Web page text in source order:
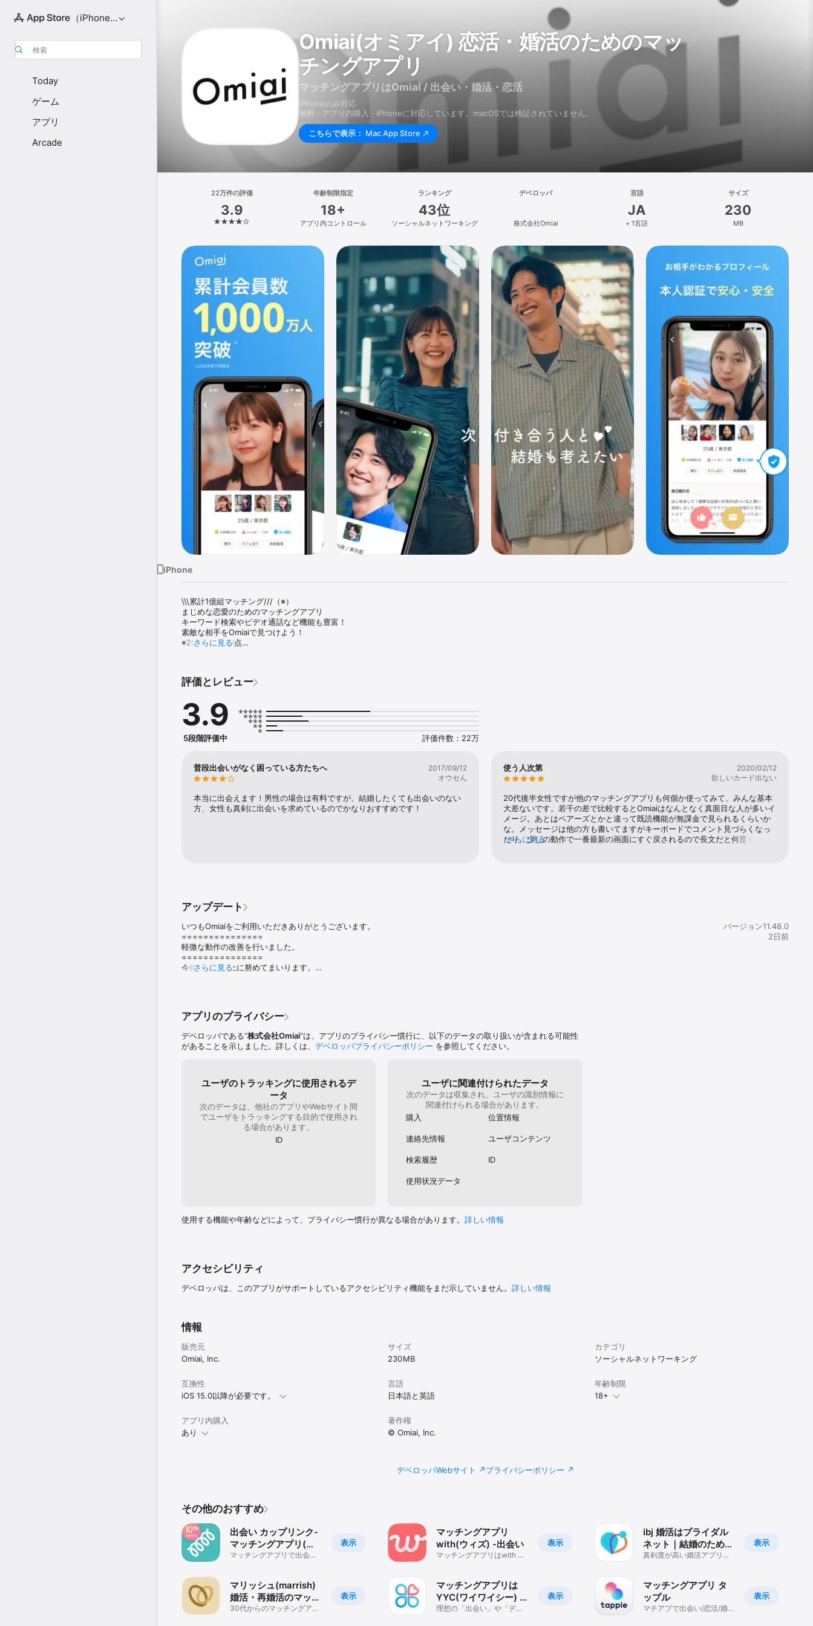
（iPhone向け）
検索
Today
ゲーム
アプリ
Arcade
Omiai(オミアイ) 恋活・婚活のためのマッ
チングアプリ
マッチングアプリはOmiai / 出会い・婚活・恋活
iPhoneのみ対応
無料 · アプリ内購入 · iPhoneに対応しています。macOSでは検証されていません。
こちらで表示： Mac App Store
22万件の評価
3.9
年齢制限指定
18+
アプリ内コントロール
ランキング
43位
ソーシャルネットワーキング
デベロッパ
株式会社Omiai
言語
JA
+ 1言語
サイズ
230
MB
iPhone
\\\累計1億組マッチング///（※）
まじめな恋愛のためのマッチングアプリ
キーワード検索やビデオ通話など機能も豊富！
素敵な相手をOmiaiで見つけよう！
※2023年6月時点
『Omiai』で理想の恋人を探しましょう！
◆◇『Omiai』はこんなアプリ◇◆
・累計1億組以上がマッチングしている人気のマッチングアプリ！(※)
・完全“匿名性”！イニシャル表記で実名登録の必要なし！
・会員登録は男性も女性も完全無料！
(※)2023年6月時点
真剣な交際を望んでいるご利用者様が安心・安全にご利用いただくために、さまざまな取り組みを行っていま
す。
■ 使い方は簡単！マッチングまでのステップ
①あなたにオススメのお相手をご紹介します
②気になるお相手に「いいね！」をします
③お相手も「いいね！」を返したらマッチング！
④マッチングしたらさっそくメッセージ交換しましょう！
■ マッチングアプリとは
これまでのいわゆる出会い系といわれる出会いアプリ、出会い系サイトとは異なる、安心安全に恋人探し、結婚
【 テレビ 】
テレビ東京「ワールドビジネスサテライト」
【 雑誌 】
「anan」『結婚・恋愛【どうしよう】問題』
「SPRiNG」『文化系女子の出会い事情』
「姉Ageha」『恋トレSNSバブルチャート』
「with」「JJ」「anan」「AneCan」「GISELe」「Suits」「R25」「AERA」「東洋経済」etc.
【 新聞 】
朝日新聞、産経新聞、日経新聞etc.
Yahoo!、oricon、女子SPA!…など、オンラインメディアも掲載多数
『Omiai(オミアイ)』は「一般社団法人恋愛・結婚マッチングアプリ協会」参画企業として活動を行っています。
結婚を希望される方同士の安心できる出会いの場を広げ、結婚へと導く仲人役として設立された一般社団法人で
・無料登録が出来て真剣に婚活できる優良マッチングアプリを探している
・真剣な交際ができる恋活・婚活マッチングアプリで、恋人と出会いたい
・真面目な方と出会いがある婚活・恋活マッチングアプリを探している
◆◇ こんな経験はございませんか？ ◇◆
・出会い系アプリでは真面目な出会いがなかった
・恋人探しのマッチングアプリを利用しているが、出会いがない
・婚活アプリを使用しているが、結婚を意識できる出会いがない
「Omiai」では、上記のようなことはございません。安心して素敵な出逢いを見つけてください。
◆ 注意事項
・有料会員は1ヶ月, 3ヶ月, 6ヶ月, 12ヶ月ごとの自動継続課金をご用意しております。
[Apple IDを表示]の順番で設定画面へ進み、自動継続をオフにすることが可能です。
・Apple IDでの定期購入とOmiaiの会員の状態は連動していません。このため、無料会員への移行・Omiaiの退
会・アプリのアンインストール、いずれによっても購読は自動的には停止されません。
・自動課金の解約手続き完了後、次回更新日を過ぎますと無料会員へ移行します。（更新日までは有料会員のご
利用が可能です）
有料会員
1ヶ月プラン 4,900円（税込）
さらに見る
評価とレビュー
3.9
5段階評価中 評価件数：22万
普段出会いがなく困っている方たちへ
2017/09/12
オウセん
本当に出会えます！男性の場合は有料ですが、結婚したくても出会いのない
方、女性も真剣に出会いを求めているのでかなりおすすめです！
使う人次第
2020/02/12
欲しいカード出ない
20代後半女性ですが他のマッチングアプリも何個か使ってみて、みんな基本
大差ないです。若干の差で比較するとOmiaiはなんとなく真面目な人が多いイ
メージ。あとはペアーズとかと違って既読機能が無課金で見られるくらいか
な。メッセージは他の方も書いてますがキーボードでコメント見づらくなっ
たり、少しの動作で一番最新の画面にすぐ戻されるので長文だと何度も上に
は運良かったのか当たりませんでした。体目的も他のアプリはいたけどOmiai
にはいなかったです。いてもイエローカード表示されるので、すぐわかる笑
マッチングは基本数打つのとあとは本当に運だと思います。私も運良く出会
さらに見る
アップデート
いつもOmiaiをご利用いただきありがとうございます。
===============
軽微な動作の改善を行いました。
===============
今後も機能向上に努めてまいります。
support@omiai-jp.com
何卒よろしくお願いいたします。
さらに見る
バージョン11.48.0
2日前
アプリのプライバシー
デベロッパである“株式会社Omiai”は、アプリのプライバシー慣行に、以下のデータの取り扱いが含まれる可能性
があることを示しました。詳しくは、 デベロッパプライバシーポリシー を参照してください。
ユーザのトラッキングに使用されるデ
ータ
次のデータは、他社のアプリやWebサイト間
でユーザをトラッキングする目的で使用され
る場合があります。
ID
ユーザに関連付けられたデータ
次のデータは収集され、ユーザの識別情報に
関連付けられる場合があります。
購入
位置情報
連絡先情報 ユーザコンテンツ
検索履歴 ID
使用状況データ
使用する機能や年齢などによって、プライバシー慣行が異なる場合があります。 詳しい情報
アクセシビリティ
デベロッパは、このアプリがサポートしているアクセシビリティ機能をまだ示していません。 詳しい情報
情報
販売元
Omiai, Inc.
サイズ
230 MB
カテゴリ
ソーシャルネットワーキング
互換性
iOS 15.0以降が必要です。
言語
日本語と英語
年齢制限
18+
アプリ内購入
あり
著作権
© Omiai, Inc.
デベロッパWebサイト プライバシーポリシー
その他のおすすめ
表示
出会い カップリンク-
マッチングアプリ(マ
ッチング)・恋活
マッチングアプリで出会
表示
マリッシュ(marrish)
婚活・再婚活のマッチ
ングアプリ
30代からのマッチングアプ
表示
マッチングアプリ
with(ウィズ) -出会い
マッチングアプリはwith 出
表示
マッチングアプリは
YYC(ワイワイシー) -
出会い＆デート
理想の「出会い」や「デー
表示
ibj 婚活はブライダル
ネット｜結婚のための
マッチングアプリ
真剣度が高い婚活アプリ。
表示
マッチングアプリ タ
ップル
マチアプで出会い/恋活/婚